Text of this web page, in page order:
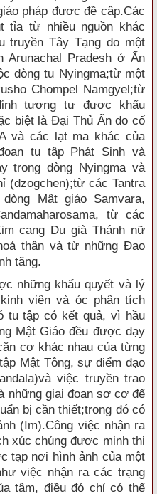
pháp được đề cập.Các
tỉa từ nhiều nguồn khác
truyền Tây Tạng do một
Arunachal Pradesh ở Ấn
dòng tu Nyingma;từ một
Chompel Namgyel;từ
tương tự được khẩu
biệt là Ðại Thủ Ấn do cố
và các lạt ma khác của
tu tập Phát Sinh và
trong dòng Nyingma và
(dzogchen);từ các Tantra
Mật giáo Samvara,
từ các
cang Du già Thánh nữ
thân và từ những Ðạo
tăng.
những khẩu quyết và lý
viện và óc phân tích
tu tập có kết quả, vì hầu
Mật Giáo đều được dạy
cơ khác nhau của từng
Mật Tông, sự điểm đạo
việc truyền trao
những giai đoạn sơ cơ để
bị cần thiết;trong đó có
(Im).Công việc nhận ra
xúc chúng được minh thị
tạp nơi hình ảnh của một
việc nhận ra các trạng
tâm, điều đó chỉ có thể